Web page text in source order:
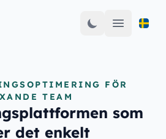
Open
FÖR
TEAM
som
det enkelt